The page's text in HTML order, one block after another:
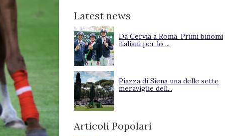
Latest news
Da Cervia a Roma. Primi binomi
italiani per lo ...
Piazza di Siena una delle sette
meraviglie dell...
Articoli Popolari